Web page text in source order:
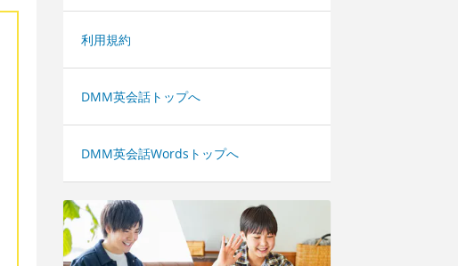
利用規約
DMM英会話トップへ
DMM英会話Wordsトップへ